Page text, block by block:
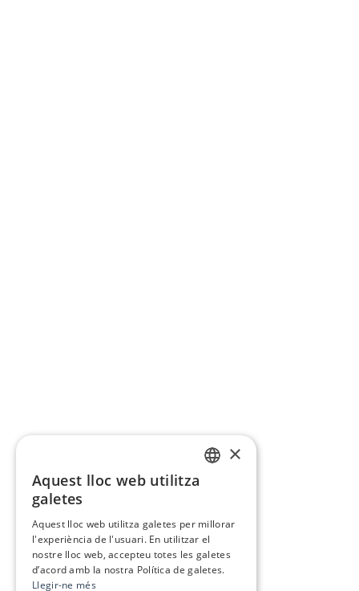
×
Aquest lloc web utilitza
galetes
Aquest lloc web utilitza galetes per millorar
l'experiència de l'usuari. En utilitzar el
nostre lloc web, accepteu totes les galetes
d’acord amb la nostra Política de galetes.
Llegir-ne més